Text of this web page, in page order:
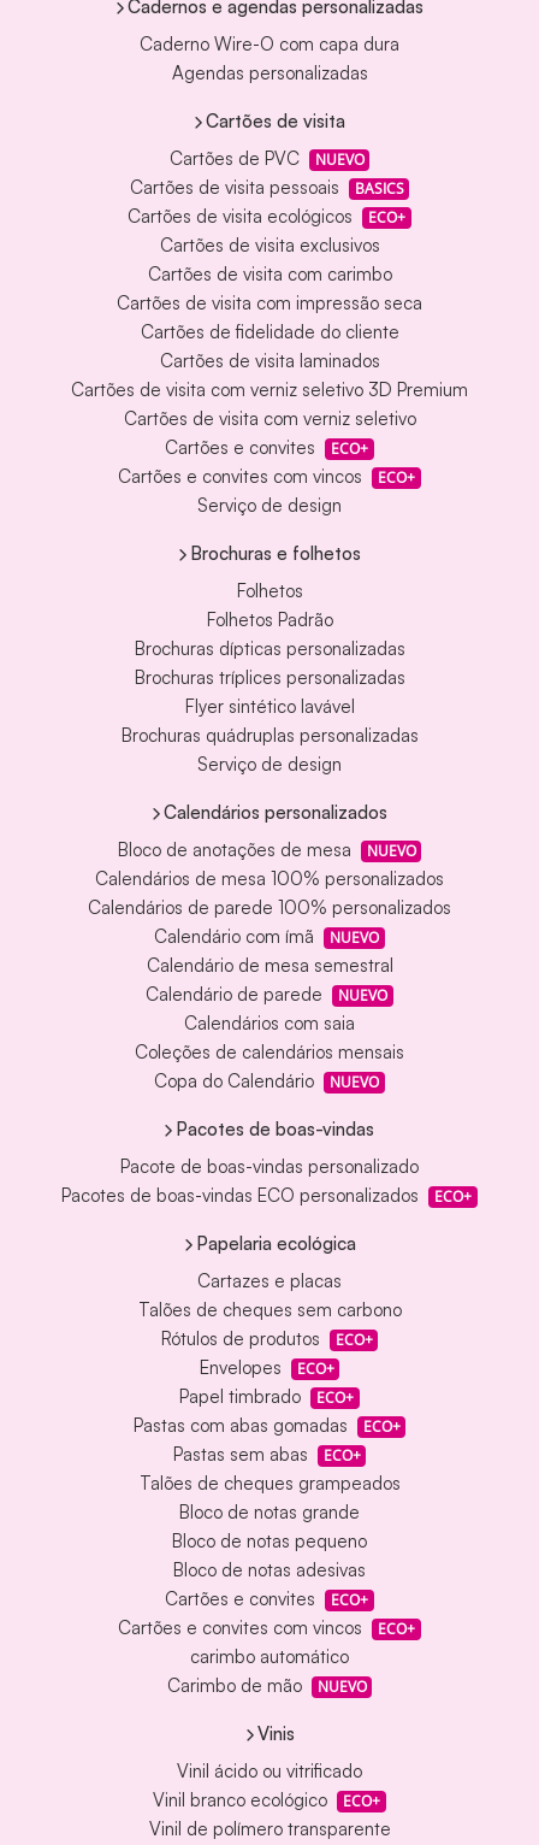
Cadernos e agendas personalizadas
Caderno Wire-O com capa dura
Agendas personalizadas
Cartões de visita
Cartões de PVC
NUEVO
Cartões de visita pessoais BASICS
Cartões de visita ecológicos ECO+
Cartões de visita exclusivos
Cartões de visita com carimbo
Cartões de visita com impressão seca
Cartões de fidelidade do cliente
Cartões de visita laminados
Cartões de visita com verniz seletivo 3D Premium
Cartões de visita com verniz seletivo
Cartões e convites
ECO+
Cartões e convites com vincos ECO+
Serviço de design
Brochuras e folhetos
Folhetos
Folhetos Padrão
Brochuras dípticas personalizadas
Brochuras tríplices personalizadas
Flyer sintético lavável
Brochuras quádruplas personalizadas
Serviço de design
Calendários personalizados
Bloco de anotações de mesa
NUEVO
Calendários de mesa 100% personalizados
Calendários de parede 100% personalizados
Calendário com ímã
NUEVO
Calendário de mesa semestral
Calendário de parede
NUEVO
Calendários com saia
Coleções de calendários mensais
Copa do Calendário
NUEVO
Pacotes de boas-vindas
Pacote de boas-vindas personalizado
Pacotes de boas-vindas ECO personalizados
ECO+
Papelaria ecológica
Cartazes e placas
Talões de cheques sem carbono
Rótulos de produtos
ECO+
Envelopes ECO+
Papel timbrado ECO+
Pastas com abas gomadas ECO+
Pastas sem abas ECO+
Talões de cheques grampeados
Bloco de notas grande
Bloco de notas pequeno
Bloco de notas adesivas
Cartões e convites
ECO+
Cartões e convites com vincos ECO+
carimbo automático
Carimbo de mão
NUEVO
Vinis
Vinil ácido ou vitrificado
Vinil branco ecológico
ECO+
Vinil de polímero transparente